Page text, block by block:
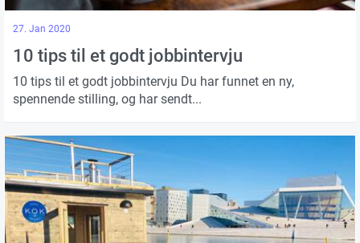
27. Jan 2020
10 tips til et godt jobbintervju
10 tips til et godt jobbintervju Du har funnet en ny,
spennende stilling, og har sendt...